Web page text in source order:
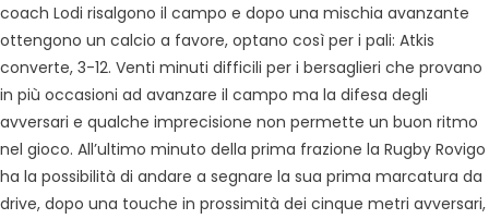
coach Lodi risalgono il campo e dopo una mischia avanzante
ottengono un calcio a favore, optano così per i pali: Atkis
converte, 3-12. Venti minuti difficili per i bersaglieri che provano
in più occasioni ad avanzare il campo ma la difesa degli
avversari e qualche imprecisione non permette un buon ritmo
nel gioco. All’ultimo minuto della prima frazione la Rugby Rovigo
ha la possibilità di andare a segnare la sua prima marcatura da
drive, dopo una touche in prossimità dei cinque metri avversari,